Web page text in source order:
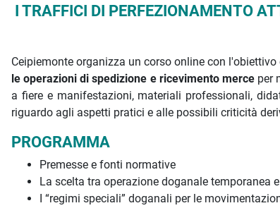
Descrizione iniziativa
I TRAFFICI DI PERFEZIONAMENTO
Ceipiemonte organizza un corso online con
le operazioni di spedizione e ricevimento merceper
a fiere e manifestazioni, materiali professionali,
riguardo agli aspetti pratici e alle possibili criticità
PROGRAMMA
Premesse e fonti normative
La scelta tra operazione doganale temporanea
I “regimi speciali” doganali per le